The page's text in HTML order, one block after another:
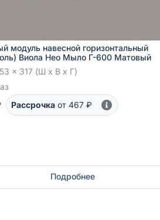
модуль навесной горизонтальный
Виола Нео Мыло Г-600 Матовый
x 317 (Ш x В x Г)
Рассрочка от 467 ₽
Подробнее